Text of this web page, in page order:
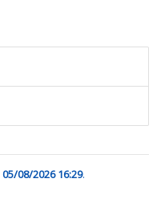
05/08/2026 16:29.